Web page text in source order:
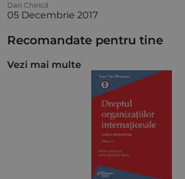
Dan Chirică
05 Decembrie 2017
Recomandate pentru tine
Vezi mai multe